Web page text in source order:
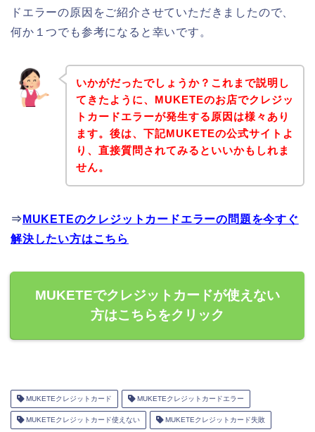
ドエラーの原因をご紹介させていただきましたので、
何か１つでも参考になると幸いです。
いかがだったでしょうか？これまで説明し
てきたように、MUKETEのお店でクレジッ
トカードエラーが発生する原因は様々あり
ます。後は、下記MUKETEの公式サイトよ
り、直接質問されてみるといいかもしれま
せん。
⇒ MUKETEのクレジットカードエラーの問題を今すぐ
解決したい方はこちら
MUKETEでクレジットカードが使えない
方はこちらをクリック
MUKETEクレジットカード MUKETEクレジットカードエラー
MUKETEクレジットカード使えない MUKETEクレジットカード失敗